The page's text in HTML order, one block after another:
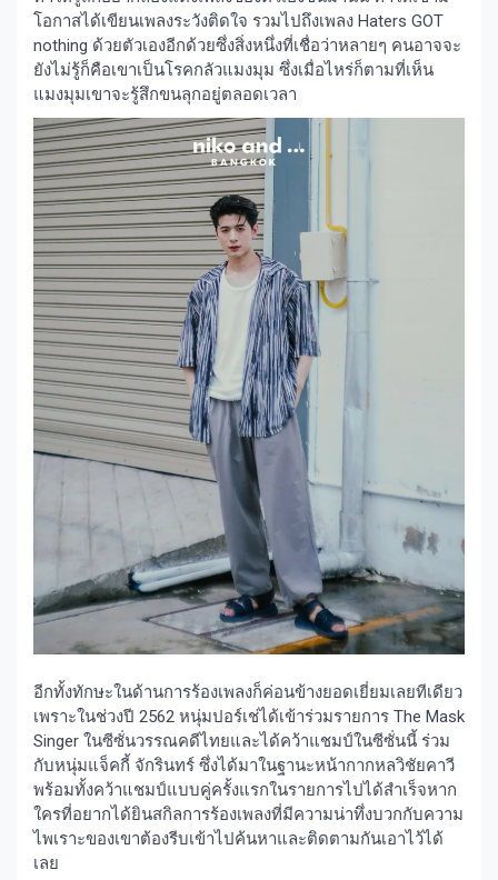
โอกาสได้เขียนเพลงระวังติดใจ รวมไปถึงเพลง Haters GOT
nothing ด้วยตัวเองอีกด้วยซึ่งสิ่งหนึ่งที่เชื่อว่าหลายๆ คนอาจจะ
ยังไม่รู้ก็คือเขาเป็นโรคกลัวแมงมุม ซึ่งเมื่อไหร่ก็ตามที่เห็น
แมงมุมเขาจะรู้สึกขนลุกอยู่ตลอดเวลา
อีกทั้งทักษะในด้านการร้องเพลงก็ค่อนข้างยอดเยี่ยมเลยทีเดียว
เพราะในช่วงปี 2562 หนุ่มปอร์เช่ได้เข้าร่วมรายการ The Mask
Singer ในซีซั่นวรรณคดีไทยและได้คว้าแชมป์ในซีซั่นนี้ ร่วม
กับหนุ่มแจ็คกี้ จักรินทร์ ซึ่งได้มาในฐานะหน้ากากหลวิชัยคาวี
พร้อมทั้งคว้าแชมป์แบบคู่ครั้งแรกในรายการไปได้สำเร็จหาก
ใครที่อยากได้ยินสกิลการร้องเพลงที่มีความน่าทึ่งบวกกับความ
ไพเราะของเขาต้องรีบเข้าไปค้นหาและติดตามกันเอาไว้ได้
เลย